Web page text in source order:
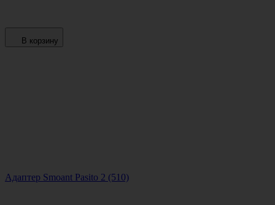
В корзину
Адаптер Smoant Pasito 2 (510)